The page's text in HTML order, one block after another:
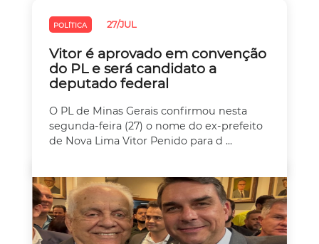
POLÍTICA 27/JUL
Vitor é aprovado em convenção
do PL e será candidato a
deputado federal
O PL de Minas Gerais confirmou nesta
segunda-feira (27) o nome do ex-prefeito
de Nova Lima Vitor Penido para d ...